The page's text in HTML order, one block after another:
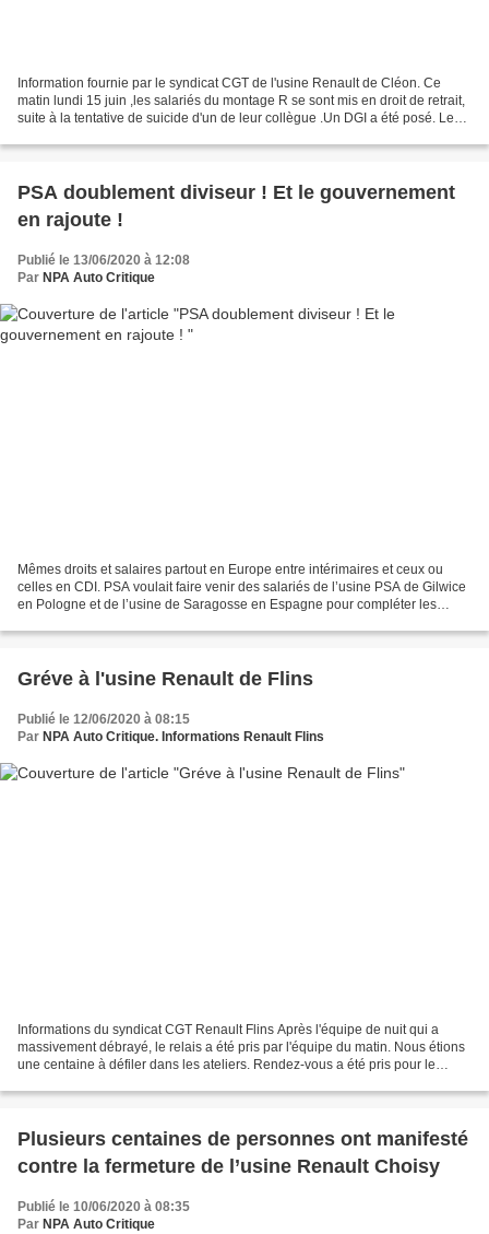
Information fournie par le syndicat CGT de l'usine Renault de Cléon. Ce
matin lundi 15 juin ,les salariés du montage R se sont mis en droit de retrait,
suite à la tentative de suicide d'un de leur collègue .Un DGI a été posé. Les
PSA doublement diviseur ! Et le gouvernement
en rajoute !
Publié le 13/06/2020 à 12:08
Par NPA Auto Critique
Mêmes droits et salaires partout en Europe entre intérimaires et ceux ou
celles en CDI. PSA voulait faire venir des salariés de l’usine PSA de Gilwice
en Pologne et de l’usine de Saragosse en Espagne pour compléter les
Gréve à l'usine Renault de Flins
Publié le 12/06/2020 à 08:15
Par NPA Auto Critique. Informations Renault Flins
Informations du syndicat CGT Renault Flins Après l'équipe de nuit qui a
massivement débrayé, le relais a été pris par l'équipe du matin. Nous étions
une centaine à défiler dans les ateliers. Rendez-vous a été pris pour le
Plusieurs centaines de personnes ont manifesté
contre la fermeture de l’usine Renault Choisy
Publié le 10/06/2020 à 08:35
Par NPA Auto Critique